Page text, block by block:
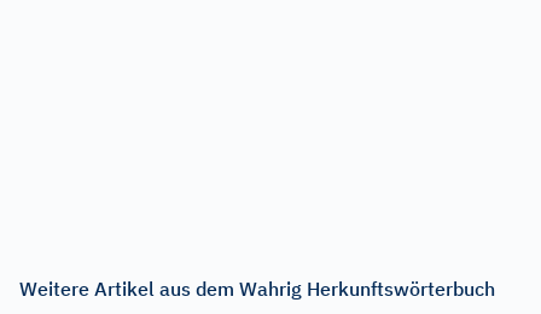
Weitere Artikel aus dem Wahrig Herkunftswörterbuch